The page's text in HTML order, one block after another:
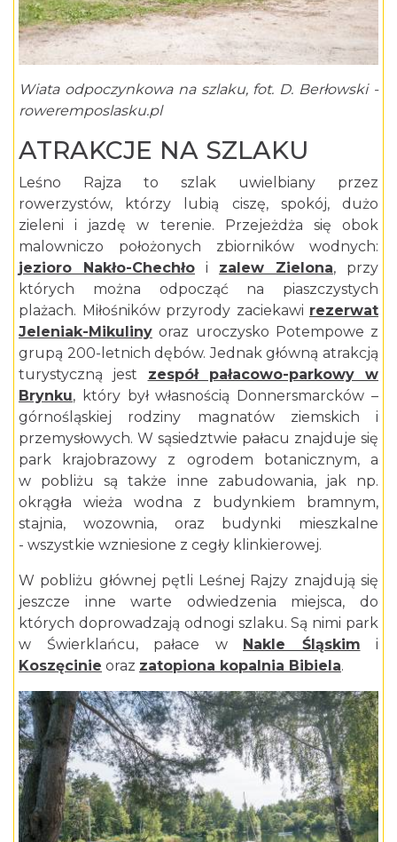
Wiata odpoczynkowa na szlaku, fot. D. Berłowski -
roweremposlasku.pl
ATRAKCJE NA SZLAKU
Leśno Rajza to szlak uwielbiany przez
rowerzystów, którzy lubią ciszę, spokój, dużo
zieleni i jazdę w terenie. Przejeżdża się obok
malowniczo położonych zbiorników wodnych:
jezioro Nakło-Chechło i zalew Zielona, przy
których można odpocząć na piaszczystych
plażach. Miłośników przyrody zaciekawi rezerwat
Jeleniak-Mikuliny oraz uroczysko Potempowe z
grupą 200-letnich dębów. Jednak główną atrakcją
turystyczną jest zespół pałacowo-parkowy w
Brynku, który był własnością Donnersmarcków –
górnośląskiej rodziny magnatów ziemskich i
przemysłowych. W sąsiedztwie pałacu znajduje się
park krajobrazowy z ogrodem botanicznym, a
w pobliżu są także inne zabudowania, jak np.
okrągła wieża wodna z budynkiem bramnym,
stajnia, wozownia, oraz budynki mieszkalne
- wszystkie wzniesione z cegły klinkierowej.
W pobliżu głównej pętli Leśnej Rajzy znajdują się
jeszcze inne warte odwiedzenia miejsca, do
których doprowadzają odnogi szlaku. Są nimi park
w Świerklańcu, pałace w Nakle Śląskim i
Koszęcinie oraz zatopiona kopalnia Bibiela.